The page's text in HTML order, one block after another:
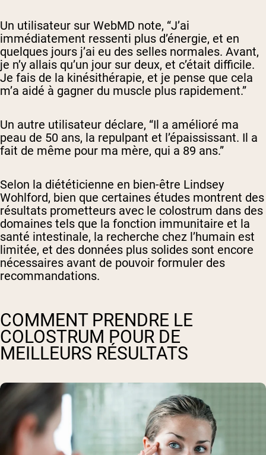
Un utilisateur sur WebMD note, “J’ai
immédiatement ressenti plus d’énergie, et en
quelques jours j’ai eu des selles normales. Avant,
je n’y allais qu’un jour sur deux, et c’était difficile.
Je fais de la kinésithérapie, et je pense que cela
m’a aidé à gagner du muscle plus rapidement.”
Un autre utilisateur déclare, “Il a amélioré ma
peau de 50 ans, la repulpant et l’épaississant. Il a
fait de même pour ma mère, qui a 89 ans.”
Selon la diététicienne en bien-être Lindsey
Wohlford, bien que certaines études montrent des
résultats prometteurs avec le colostrum dans des
domaines tels que la fonction immunitaire et la
santé intestinale, la recherche chez l’humain est
limitée, et des données plus solides sont encore
nécessaires avant de pouvoir formuler des
recommandations.
COMMENT PRENDRE LE
COLOSTRUM POUR DE
MEILLEURS RÉSULTATS